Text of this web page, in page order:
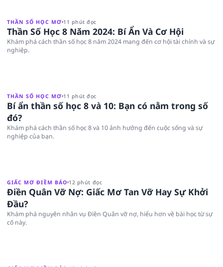
THẦN SỐ HỌC MƠ 11 phút đọc
Thần Số Học 8 Năm 2024: Bí Ẩn Và Cơ Hội
Khám phá cách thần số học 8 năm 2024 mang đến cơ hội tài chính và sự
nghiệp.
THẦN SỐ HỌC MƠ 11 phút đọc
Bí ẩn thần số học 8 và 10: Bạn có nằm trong số
đó?
Khám phá cách thần số học 8 và 10 ảnh hưởng đến cuộc sống và sự
nghiệp của bạn.
GIẤC MƠ ĐIỀM BÁO 12 phút đọc
Điền Quân Vỡ Nợ: Giấc Mơ Tan Vỡ Hay Sự Khởi
Đầu?
Khám phá nguyên nhân vụ Điền Quân vỡ nợ, hiểu hơn về bài học từ sự
cố này.